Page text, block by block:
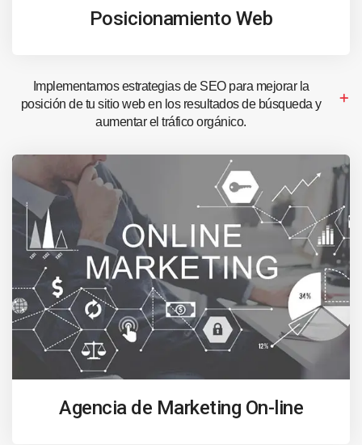
Posicionamiento Web
Implementamos estrategias de SEO para mejorar la
posición de tu sitio web en los resultados de búsqueda y
aumentar el tráfico orgánico.
Agencia de Marketing On-line